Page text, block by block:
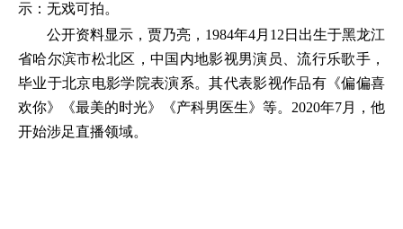
示：无戏可拍。
公开资料显示，贾乃亮，1984年4月12日出生于黑龙江
省哈尔滨市松北区，中国内地影视男演员、流行乐歌手，
毕业于北京电影学院表演系。其代表影视作品有《偏偏喜
欢你》《最美的时光》《产科男医生》等。2020年7月，他
开始涉足直播领域。